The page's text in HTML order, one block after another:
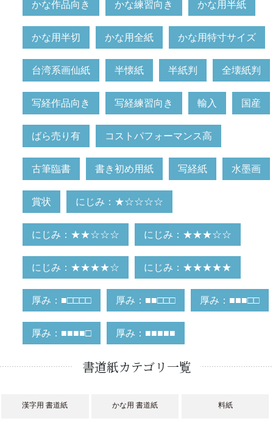
かな作品向き かな練習向き かな用半紙
かな用半切 かな用全紙 かな用特寸サイズ
台湾系画仙紙 半懐紙 半紙判 全壊紙判
写経作品向き 写経練習向き 輸入 国産
ばら売り有 コストパフォーマンス高
古筆臨書 書き初め用紙 写経紙 水墨画
賞状 にじみ：★☆☆☆☆
にじみ：★★☆☆☆ にじみ：★★★☆☆
にじみ：★★★★☆ にじみ：★★★★★
厚み：■□□□□ 厚み：■■□□□ 厚み：■■■□□
厚み：■■■■□ 厚み：■■■■■
書道紙カテゴリ一覧
漢字用 書道紙 かな用 書道紙 料紙